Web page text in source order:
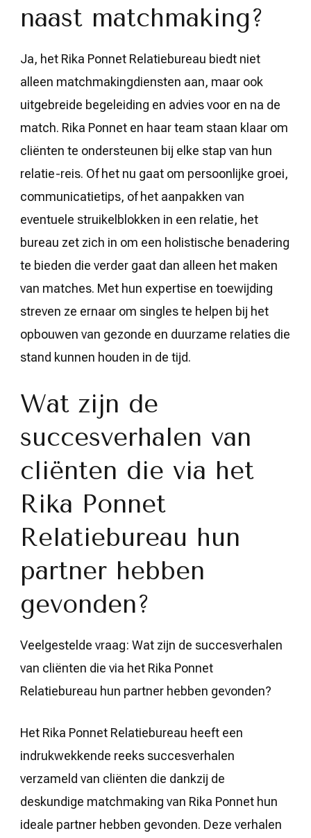
naast matchmaking?
Ja, het Rika Ponnet Relatiebureau biedt niet
alleen matchmakingdiensten aan, maar ook
uitgebreide begeleiding en advies voor en na de
match. Rika Ponnet en haar team staan klaar om
cliënten te ondersteunen bij elke stap van hun
relatie-reis. Of het nu gaat om persoonlijke groei,
communicatietips, of het aanpakken van
eventuele struikelblokken in een relatie, het
bureau zet zich in om een holistische benadering
te bieden die verder gaat dan alleen het maken
van matches. Met hun expertise en toewijding
streven ze ernaar om singles te helpen bij het
opbouwen van gezonde en duurzame relaties die
stand kunnen houden in de tijd.
Wat zijn de
succesverhalen van
cliënten die via het
Rika Ponnet
Relatiebureau hun
partner hebben
gevonden?
Veelgestelde vraag: Wat zijn de succesverhalen
van cliënten die via het Rika Ponnet
Relatiebureau hun partner hebben gevonden?
Het Rika Ponnet Relatiebureau heeft een
indrukwekkende reeks succesverhalen
verzameld van cliënten die dankzij de
deskundige matchmaking van Rika Ponnet hun
ideale partner hebben gevonden. Deze verhalen